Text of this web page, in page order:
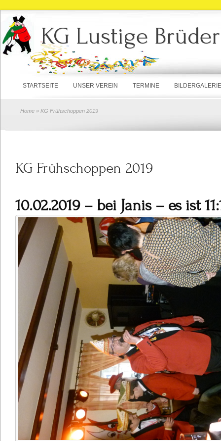
KG Lustige
STARTSEITE UNSER VEREIN TERMINE BILDERGALERIE
Home » KG Frühschoppen 2019
KG Frühschoppen 2019
10.02.2019 – bei Janis – es ist